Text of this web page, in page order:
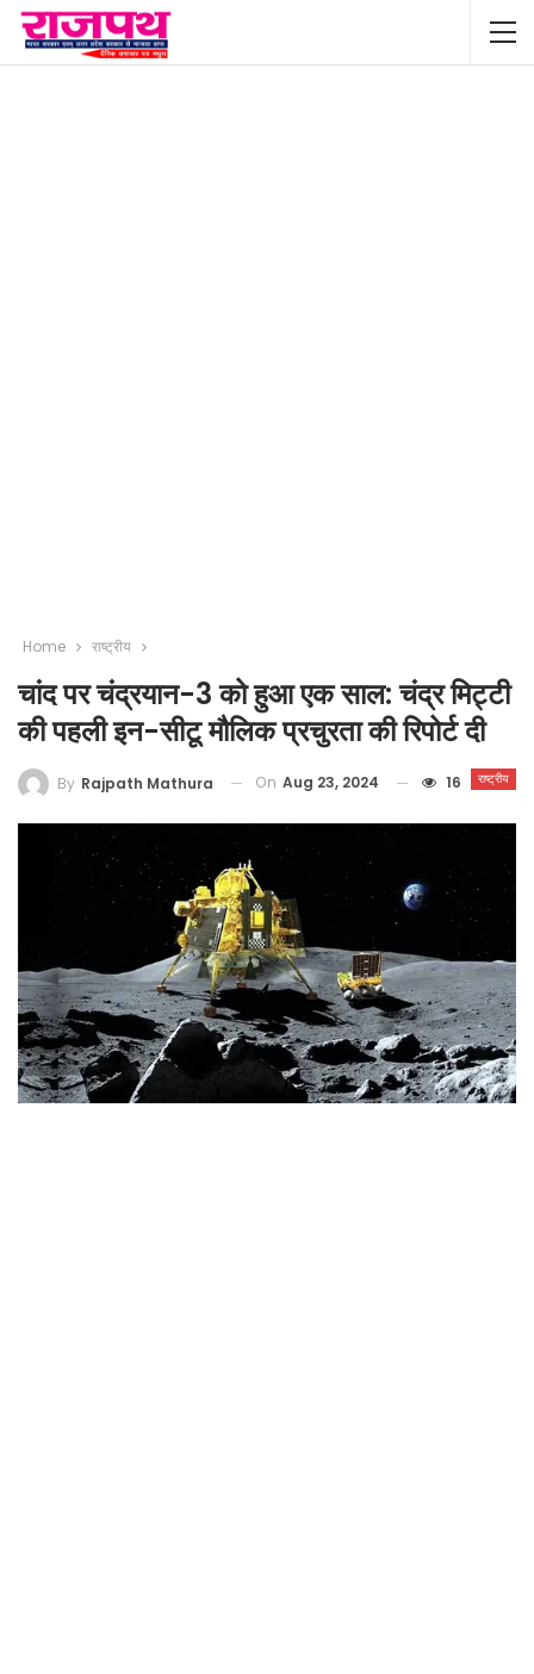
Home राष्ट्रीय
चांद पर चंद्रयान-3 को हुआ एक साल: चंद्र मिट्टी
की पहली इन-सीटू मौलिक प्रचुरता की रिपोर्ट दी
राष्ट्रीय
By Rajpath Mathura On Aug 23, 2024 16